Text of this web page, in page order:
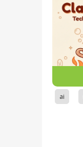
ai